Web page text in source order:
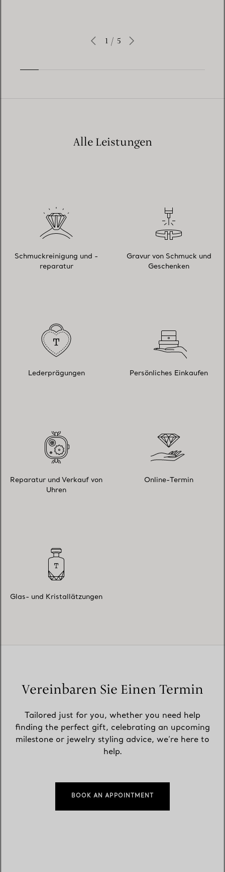
1 / 5
Alle Leistungen
Schmuckreinigung und -
reparatur
Gravur von Schmuck und
Geschenken
Lederprägungen Persönliches Einkaufen
Reparatur und Verkauf von
Uhren
Online-Termin
Glas- und Kristallätzungen
Vereinbaren Sie Einen Termin
Tailored just for you, whether you need help
finding the perfect gift, celebrating an upcoming
milestone or jewelry styling advice, we’re here to
help.
BOOK AN APPOINTMENT